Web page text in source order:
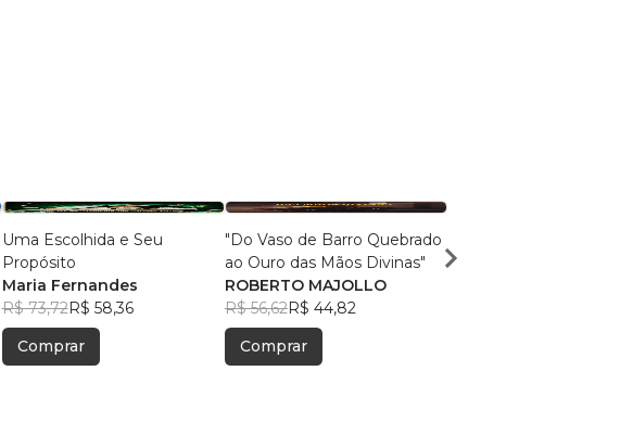
Uma Escolhida e Seu
Propósito
Maria Fernandes
R$ 73,72R$ 58,36
Comprar
"Do Vaso de Barro Quebrado
ao Ouro das Mãos Divinas"
ROBERTO MAJOLLO
R$ 56,62R$ 44,82
Comprar
Milton Schivani